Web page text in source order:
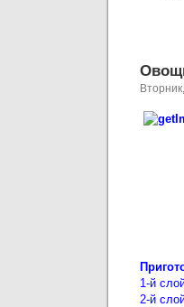
1-й
2-й